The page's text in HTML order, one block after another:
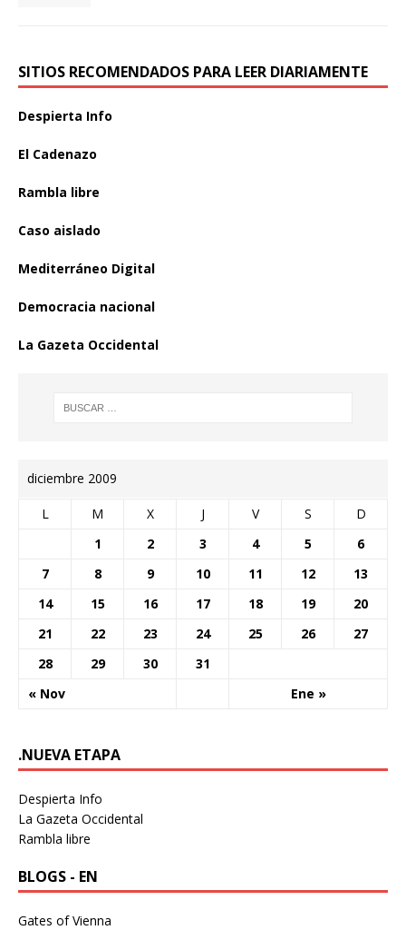
SITIOS RECOMENDADOS PARA LEER DIARIAMENTE
Despierta Info
El Cadenazo
Rambla libre
Caso aislado
Mediterráneo Digital
Democracia nacional
La Gazeta Occidental
diciembre 2009
L M X J V S D
« Nov Ene »
1 2 3 4 5
6
7
8 9 10 11 12
13
14
15 16 17 18 19
20
21
22 23 24 25 26
27
28
29 30 31
.NUEVA ETAPA
Despierta Info
La Gazeta Occidental
Rambla libre
BLOGS - EN
Gates of Vienna